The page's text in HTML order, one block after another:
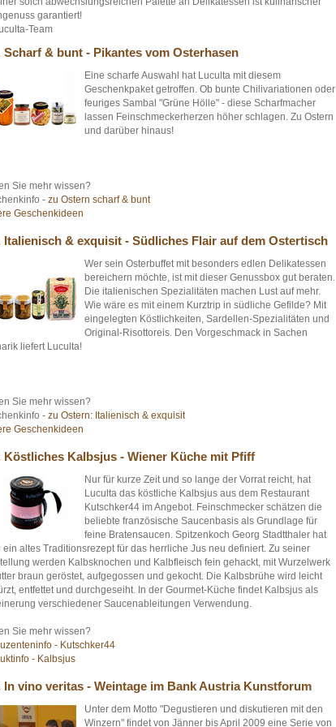
garantiert!
Team
Scharf & bunt - Pikantes vom Osterhasen
Eine scharfe Auswahl hat Luculta mit diesem
Geschenkpaket getroffen. Ob bunte Chilivariationen oder
feuriges Sambal "Grüne Hölle" - diese Scharfmacher
lassen Feinschmeckerherzen höher schlagen. Zu Ostern
und darüber hinaus!
Sie mehr wissen?
- zu Ostern scharf & bunt
Geschenkideen
Italienisch & exquisit - Südliches Flair auf dem Ostertisch
Wer sein Osterbuffet mit besonders edlen Delikatessen
bereichern möchte, ist mit dieser Genussbox gut beraten.
Die italienischen Spezialitäten machen Lust auf mehr.
Wie wäre es mit einem Kurztrip in südliche Gefilde? Mit
eingelegten Köstlichkeiten, Sardellen-Spezialitäten und
Original-Risottoreis. Den Vorgeschmack in Sachen
liefert Luculta!
Sie mehr wissen?
- zu Ostern: Italienisch & exquisit
Geschenkideen
Köstliches Kalbsjus - Wiener Küche mit Pfiff
Nur für kurze Zeit und so lange der Vorrat reicht, hat
Luculta das köstliche Kalbsjus aus dem Restaurant
Kutschker44 im Angebot. Feinschmecker schätzen die
beliebte französische Saucenbasis als Grundlage für
feine Bratensaucen. Spitzenkoch Georg Stadtthaler hat
ein altes Traditionsrezept für das herrliche Jus neu definiert. Zu seiner
werden Kalbsknochen und Kalbfleisch fein gehackt, mit Wurzelwerk
braun geröstet, aufgegossen und gekocht. Die Kalbsbrühe wird leicht
entfettet und durchgeseiht. In der Gourmet-Küche findet Kalbsjus als
verschiedener Saucenableitungen Verwendung.
Sie mehr wissen?
- Kutschker44
- Kalbsjus
In vino veritas - Weintage im Bank Austria Kunstforum
Unter dem Motto "Degustieren und diskutieren mit den
Winzern" findet von Jänner bis April 2009 eine Serie von